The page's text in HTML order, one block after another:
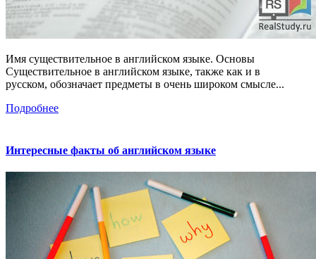
Имя существительное в английском языке. Основы
Существительное в английском языке, также как и в
русском, обозначает предметы в очень широком смысле...
Подробнее
Интересные факты об английском языке